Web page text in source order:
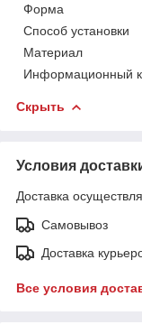
Форма
Способ установки
Материал
Информационный
Скрыть
Условия
Доставка
Самовывоз
Доставка
Все условия